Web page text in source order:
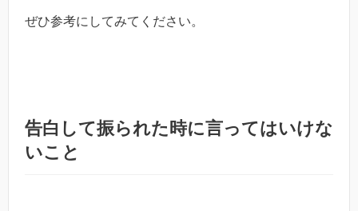
ぜひ参考にしてみてください。
告白して振られた時に言ってはいけな
いこと